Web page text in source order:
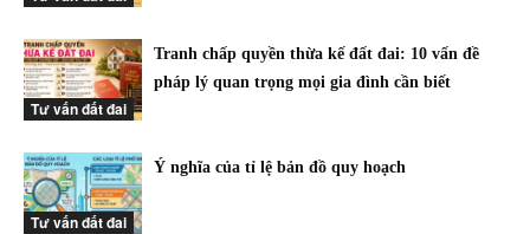
Tư vấn đất đai
Tranh chấp quyền thừa kế đất đai: 10 vấn đề
pháp lý quan trọng mọi gia đình cần biết
Tư vấn đất đai
Ý nghĩa của tỉ lệ bản đồ quy hoạch